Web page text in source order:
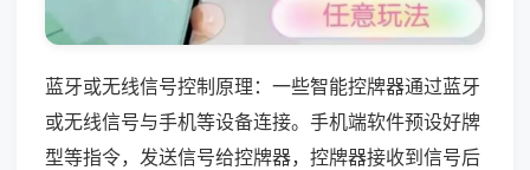
蓝牙或无线信号控制原理：一些智能控牌器通过蓝牙
或无线信号与手机等设备连接。手机端软件预设好牌
型等指令，发送信号给控牌器，控牌器接收到信号后